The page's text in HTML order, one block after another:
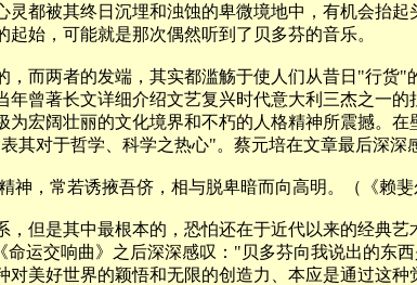
都被其终日沉埋和浊蚀的卑微境地中，有机会抬
始，可能就是那次偶然听到了贝多芬的音乐。
两者的发端，其实都滥觞于使人们从昔日"行货"
曾著长文详细介绍文艺复兴时代意大利三杰之一
宏阔壮丽的文化境界和不朽的人格精神所震撼。
其对于哲学、科学之热心"。蔡元培在文章最后深深
常若诱掖吾侪，相与脱卑暗而向高明。（《赖斐
是其中最根本的，恐怕还在于近代以来的经典艺
运交响曲》之后深深感叹："贝多芬向我说出的东
美好世界的颖悟和无限的创造力、本应是通过这